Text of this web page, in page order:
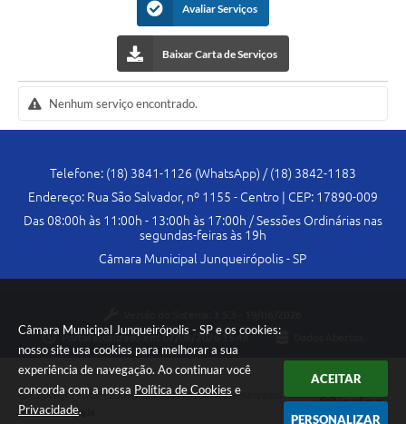
Câmara Municipal Junqueirópolis - SP e os cookies:
nosso site usa cookies para melhorar a sua
experiência de navegação. Ao continuar você
concorda com a nossa Política de Cookies e
Privacidade.
ACEITAR
PERSONALIZAR
Lei Geral de Proteção de Dados (LGPD)
Governo Digital
Plano Estratégico
SIC / e-SIC
FAQ (Perguntas Frequentes)
Pesquisa de satisfação
Emendas Impositivas
Carta de Serviços
Arquivos para Download
Avaliar Serviços
Baixar Carta de Serviços
Nenhum serviço encontrado.
Telefone: (18) 3841-1126 (WhatsApp) / (18) 3842-1183
Endereço: Rua São Salvador, nº 1155 - Centro | CEP: 17890-009
Das 08:00h às 11:00h - 13:00h às 17:00h / Sessões Ordinárias nas
segundas-feiras às 19h
Câmara Municipal Junqueirópolis - SP
Portal atualizado em:07/08/2026 15:48
Copyright Instar - 2006-2026. Todos os direitos reservados -
Instar Tecnologia